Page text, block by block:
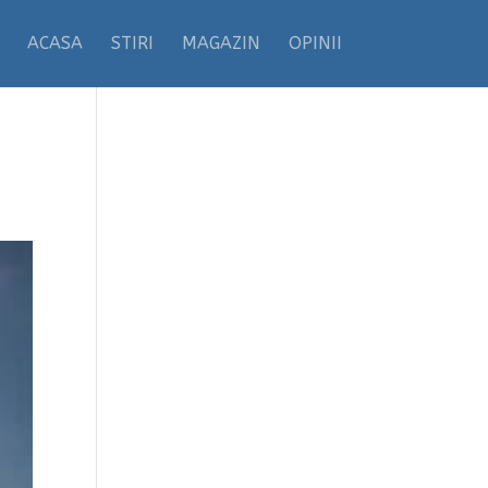
ACASA STIRI MAGAZIN OPINII